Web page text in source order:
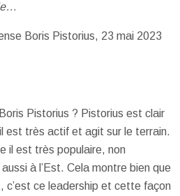
Pistorius ? Pistorius est clair
est très actif et agit sur le terrain.
il est très populaire, non
à l’Est. Cela montre bien que
c’est ce leadership et cette façon